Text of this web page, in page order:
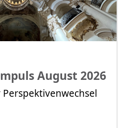
August 2026